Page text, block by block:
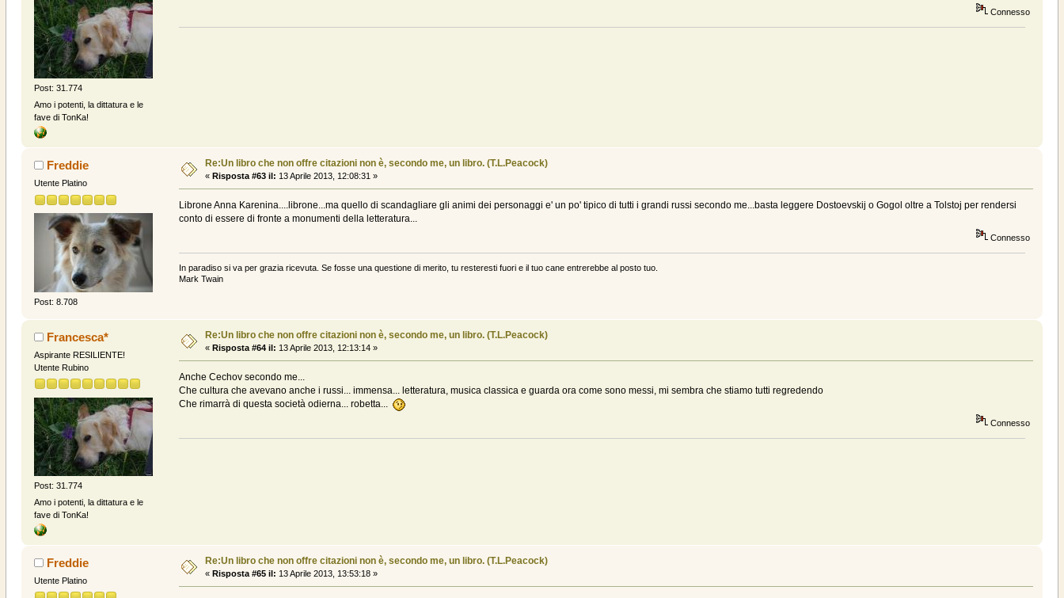
Post: 31.774
Amo i potenti, la dittatura e le
fave di TonKa!
Connesso
Freddie
Utente Platino
Post: 8.708
Re:Un libro che non offre citazioni non è, secondo me, un libro. (T.L.Peacock)
« Risposta #63 il: 13 Aprile 2013, 12:08:31 »
Librone Anna Karenina....librone...ma quello di scandagliare gli animi dei personaggi e' un po' tipico di tutti i grandi russi secondo me...basta leggere Dostoevskij o Gogol oltre a Tolstoj per rendersi
conto di essere di fronte a monumenti della letteratura...
Connesso
In paradiso si va per grazia ricevuta. Se fosse una questione di merito, tu resteresti fuori e il tuo cane entrerebbe al posto tuo.
Mark Twain
Francesca*
Aspirante RESILIENTE!
Utente Rubino
Post: 31.774
Amo i potenti, la dittatura e le
fave di TonKa!
Re:Un libro che non offre citazioni non è, secondo me, un libro. (T.L.Peacock)
« Risposta #64 il: 13 Aprile 2013, 12:13:14 »
Anche Cechov secondo me...
Che cultura che avevano anche i russi... immensa... letteratura, musica classica e guarda ora come sono messi, mi sembra che stiamo tutti regredendo
Che rimarrà di questa società odierna... robetta...
Connesso
Freddie
Utente Platino
Re:Un libro che non offre citazioni non è, secondo me, un libro. (T.L.Peacock)
« Risposta #65 il: 13 Aprile 2013, 13:53:18 »